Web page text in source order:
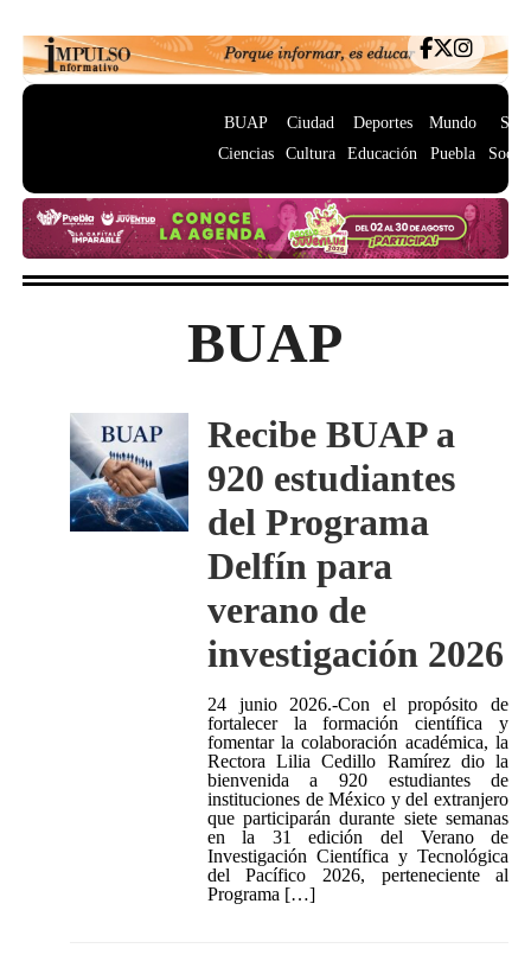
BUAP
Ciencias
Ciudad
Cultura
Deportes
Educación
Mundo
Puebla
BUAP
Recibe BUAP a
920 estudiantes
del Programa
Delfín para
verano de
investigación 2026
24 junio 2026.-Con el propósito de
fortalecer la formación científica y
fomentar la colaboración académica, la
Rectora Lilia Cedillo Ramírez dio la
bienvenida a 920 estudiantes de
instituciones de México y del extranjero
que participarán durante siete semanas
en la 31 edición del Verano de
Investigación Científica y Tecnológica
del Pacífico 2026, perteneciente al
Programa […]